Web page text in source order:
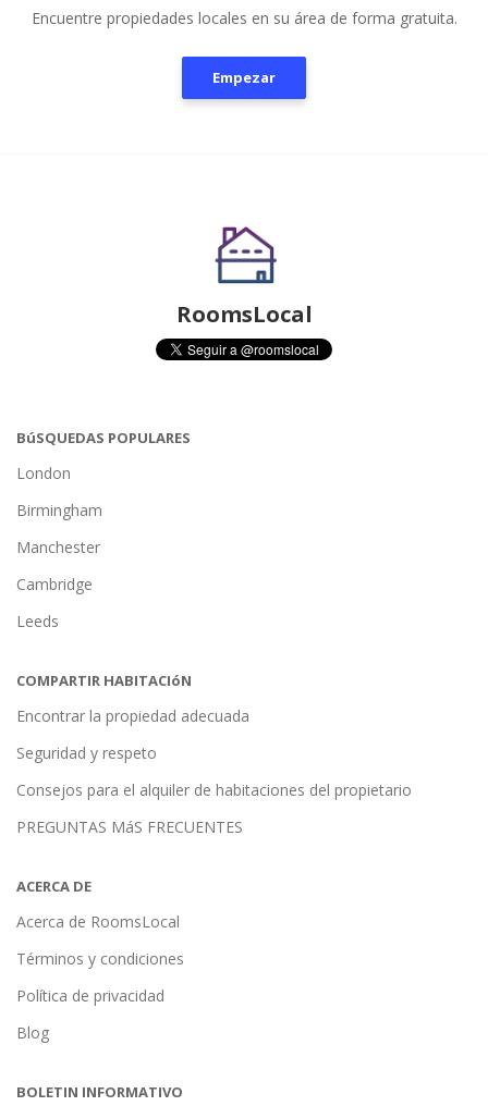
Encuentre propiedades locales en su área de forma gratuita.
Empezar
RoomsLocal
BúSQUEDAS POPULARES
London
Birmingham
Manchester
Cambridge
Leeds
COMPARTIR HABITACIóN
Encontrar la propiedad adecuada
Seguridad y respeto
Consejos para el alquiler de habitaciones del propietario
PREGUNTAS MáS FRECUENTES
ACERCA DE
Acerca de RoomsLocal
Términos y condiciones
Política de privacidad
Blog
BOLETIN INFORMATIVO